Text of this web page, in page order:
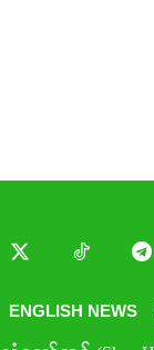
ENGLISH NEWS